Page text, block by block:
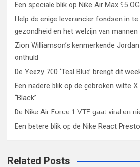
Een speciale blik op Nike Air Max 95
Help de enige leverancier fondsen in
gezondheid en het welzijn van
Zion Williamson’s kenmerkende
onthuld
De Yeezy 700 ‘Teal Blue’ brengt dit
Een nadere blik op de gebroken witte
“Black”
De Nike Air Force 1 VTF gaat viral en
Een betere blik op de Nike React Presto
Related Posts